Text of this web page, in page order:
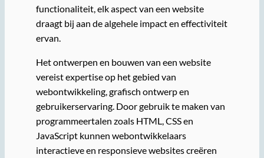
functionaliteit, elk aspect van een website
draagt bij aan de algehele impact en effectiviteit
ervan.
Het ontwerpen en bouwen van een website
vereist expertise op het gebied van
webontwikkeling, grafisch ontwerp en
gebruikerservaring. Door gebruik te maken van
programmeertalen zoals HTML, CSS en
JavaScript kunnen webontwikkelaars
interactieve en responsieve websites creëren